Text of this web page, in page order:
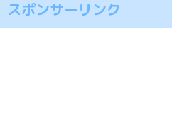
スポンサーリンク